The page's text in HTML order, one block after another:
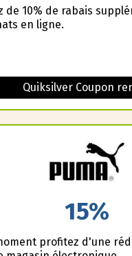
de 10% de rabais
en ligne.
Quiksilver Coupon
15%
profitez d'une